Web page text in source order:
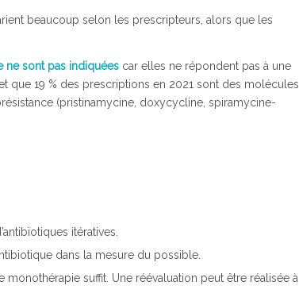
beaucoup selon les prescripteurs, alors que les
sont pas indiquées car elles ne répondent pas à une
que 19 % des prescriptions en 2021 sont des molécules
(pristinamycine, doxycycline, spiramycine-
itératives.
dans la mesure du possible.
suffit. Une réévaluation peut être réalisée à